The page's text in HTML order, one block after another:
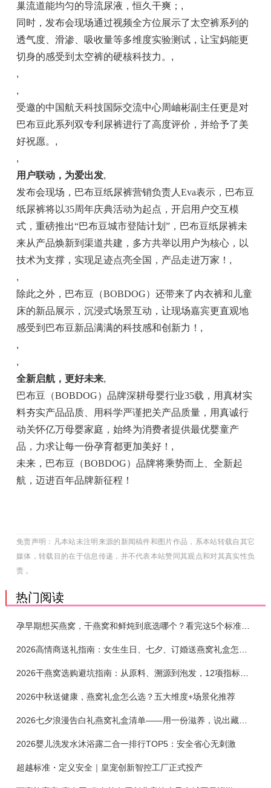
巢流道能均匀的导流尿液，恒久干爽； ,
同时，发布会现场通过视频全方位展示了太空裤系列的
透气度、滑渗、吸收量等多维度实验测试，让宝妈能更
切身的感受到太空裤的硬核科技力。 ,
,
,
受邀的中国航天科技国际交流中心周岫彬副主任更是对
巴布豆此系列双专利尿裤进行了高度评价，并给予了美
好祝愿。 ,
,
用户联动，为爱出发,
发布会现场，巴布豆纸尿裤营销负责人Eva表示，巴布豆
纸尿裤将以35周年庆典活动为起点，开启用户交互模
式，重磅推出“巴布豆城市登陆计划”，巴布豆纸尿裤未
来从产品焕新到渠道共建，多方共举以用户为核心，以
技术为支撑，实现足迹点亮全国，产品走进万家！ ,
,
除此之外，巴布豆（BOBDOG）还带来了内衣裤和儿童
床的新品展示，沉浸式场景互动，让现场嘉宾更直观地
感受到巴布豆新品满满的科技感和创新力！ ,
,
,
全新启航，更好未来,
巴布豆（BOBDOG）品牌深耕母婴行业35载，用真材实
料夯实产品品质、用科学严谨把关产品质量，用真诚行
动关怀亿万母婴家庭，始终为消费者提供最优婴童产
品，力求让每一份孕育都更加美好！ ,
未来，巴布豆（BOBDOG）品牌将乘势而上、全新起
航，迈进百年品牌新征程！
免责声明：凡本站未注明来源的新闻稿件和图片作品，系本站转载自其它
媒体，转载目的在于信息传递，并不代表本站赞同其观点和对其真实性负
责 。
热门阅读
孕早期想买燕窝，干燕窝和鲜炖到底选哪个？看完这5个标准再下单
2026干燕窝选购避坑指南：从原料、溯源到泡发，12项指标判断靠谱燕窝
2026中秋送健康，燕窝礼盒怎么选？五大维度+场景化推荐
2026七夕浪漫告白礼燕窝礼盒清单——用一份滋养，说出藏在心底的爱
2026婴儿洗发水沐浴露二合一排行TOP5：安全省心无刺激
超越标准・定义安全｜皇宠创新智控工厂正式投产